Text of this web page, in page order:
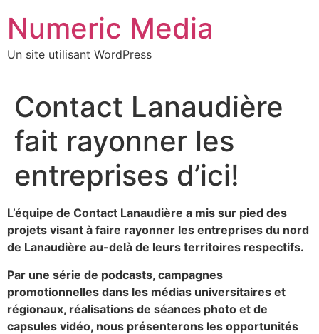
contenu
Numeric Media
Un site utilisant WordPress
Contact Lanaudière
fait rayonner les
entreprises d’ici!
L’équipe de Contact Lanaudière a mis sur pied des
projets visant à faire rayonner les entreprises du nord
de Lanaudière au-delà de leurs territoires respectifs.
Par une série de podcasts, campagnes
promotionnelles dans les médias universitaires et
régionaux, réalisations de séances photo et de
capsules vidéo, nous présenterons les opportunités